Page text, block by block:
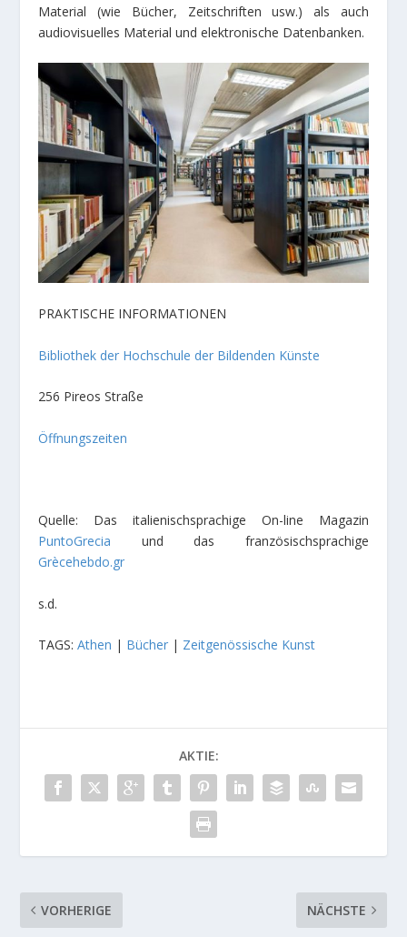
Material (wie Bücher, Zeitschriften usw.) als auch
audiovisuelles Material und elektronische Datenbanken.
PRAKTISCHE INFORMATIONEN
Bibliothek der Hochschule der Bildenden Künste
256 Pireos Straße
Öffnungszeiten
Quelle: Das italienischsprachige On-line Magazin
PuntoGrecia und das französischsprachige
Grècehebdo.gr
s.d.
TAGS:Athen | Bücher | Zeitgenössische Kunst
AKTIE:
VORHERIGE NÄCHSTE